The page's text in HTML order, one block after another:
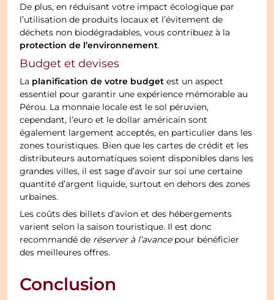
De plus, en réduisant votre impact écologique par
l’utilisation de produits locaux et l’évitement de
déchets non biodégradables, vous contribuez à la
protection de l’environnement.
Budget et devises
La planification de votre budget est un aspect
essentiel pour garantir une expérience mémorable au
Pérou. La monnaie locale est le sol péruvien,
cependant, l’euro et le dollar américain sont
également largement acceptés, en particulier dans les
zones touristiques. Bien que les cartes de crédit et les
distributeurs automatiques soient disponibles dans les
grandes villes, il est sage d’avoir sur soi une certaine
quantité d’argent liquide, surtout en dehors des zones
urbaines.
Les coûts des billets d’avion et des hébergements
varient selon la saison touristique. Il est donc
recommandé de réserver à l’avancepour bénéficier
des meilleures offres.
Conclusion